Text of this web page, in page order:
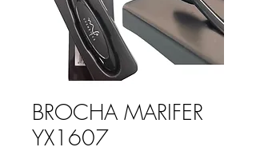
BROCHA MARIFER
YX1607